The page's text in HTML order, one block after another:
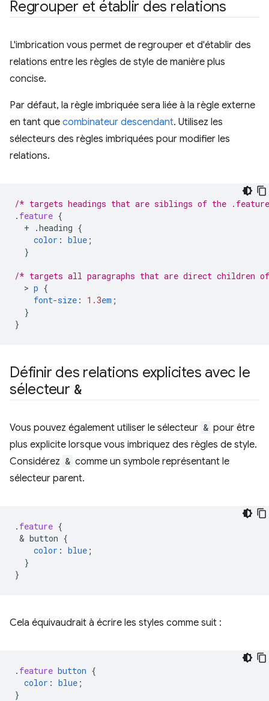
Regrouper et établir des relations
L'imbrication vous permet de regrouper et d'établir des
relations entre les règles de style de manière plus
concise.
Par défaut, la règle imbriquée sera liée à la règle externe
en tant que combinateur descendant. Utilisez les
sélecteurs des règles imbriquées pour modifier les
relations.
/* targets headings that are siblings of the
. feature {
+
.heading {
color : blue ;
}
/* targets all paragraphs that are direct children
  >
p {
font-size : 1.3em ;
}
}
Définir des relations explicites avec le
sélecteur &
Vous pouvez également utiliser le sélecteur & pour être
plus explicite lorsque vous imbriquez des règles de style.
Considérez & comme un symbole représentant le
sélecteur parent.
. feature {
& button {
color : blue ;
}
}
Cela équivaudrait à écrire les styles comme suit :
. feature button {
color : blue ;
}